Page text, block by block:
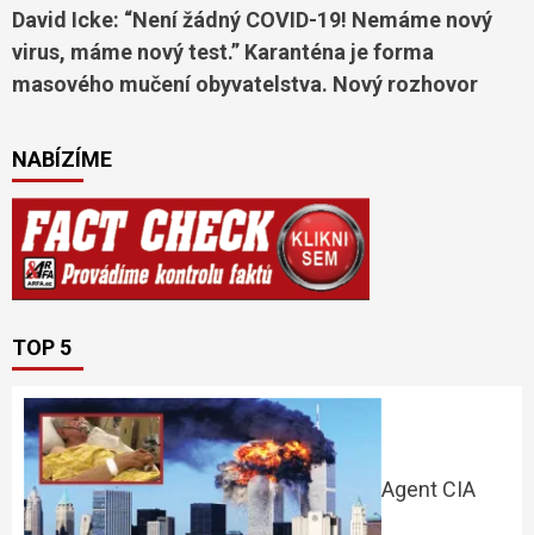
David Icke: “Není žádný COVID-19! Nemáme nový
virus, máme nový test.” Karanténa je forma
masového mučení obyvatelstva. Nový rozhovor
NABÍZÍME
TOP 5
Agent CIA